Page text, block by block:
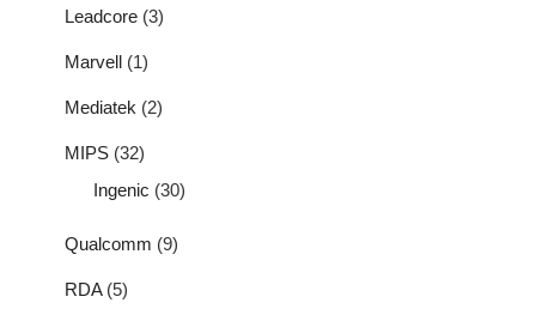
Leadcore (3)
Marvell (1)
Mediatek (2)
MIPS (32)
Ingenic (30)
Qualcomm (9)
RDA(5)